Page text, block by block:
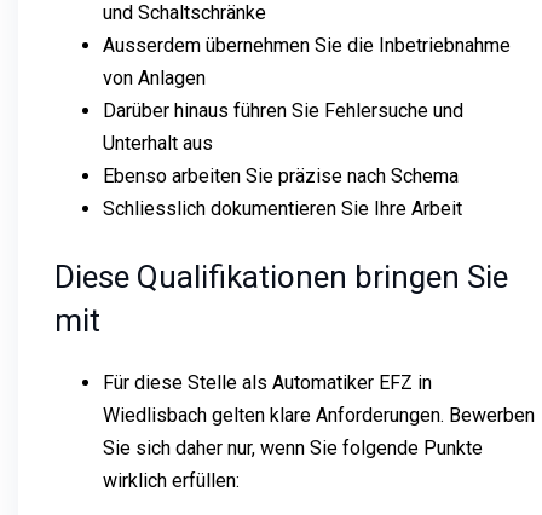
und Schaltschränke
Ausserdem übernehmen Sie die Inbetriebnahme
von Anlagen
Darüber hinaus führen Sie Fehlersuche und
Unterhalt aus
Ebenso arbeiten Sie präzise nach Schema
Schliesslich dokumentieren Sie Ihre Arbeit
Diese Qualifikationen bringen Sie
mit
Für diese Stelle als Automatiker EFZ in
Wiedlisbach gelten klare Anforderungen. Bewerben
Sie sich daher nur, wenn Sie folgende Punkte
wirklich erfüllen: